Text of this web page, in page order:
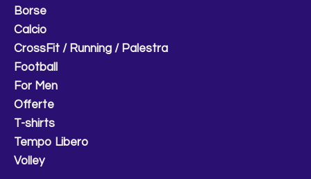
Borse
Calcio
CrossFit / Running / Palestra
Football
For Men
Offerte
T-shirts
Tempo Libero
Volley